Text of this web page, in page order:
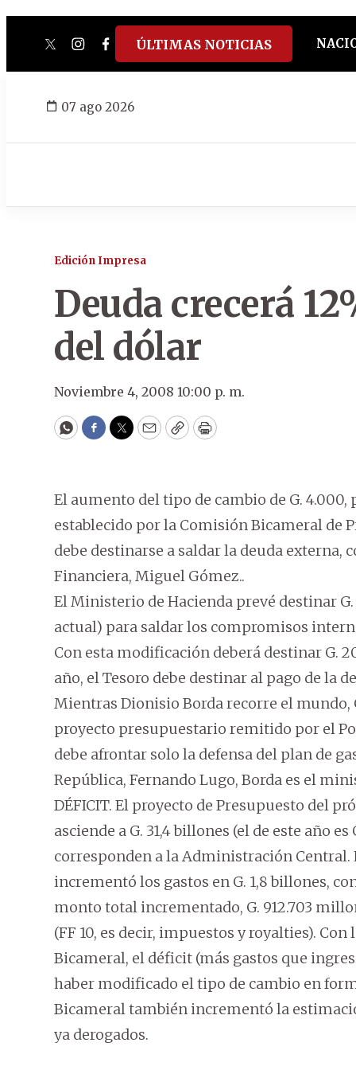
twitterinstagram
facebook
tiktokyoutube
spotify
ÚLTIMAS NOTICIAS
07 ago 2026
Edición Impresa
Deuda crecerá
del dólar
Noviembre 4, 2008 10:00 p. m.
WhatsApp
Facebook
Twitter
EmailCopyPrint
El aumento del tipo de cambio de G.
establecido por la Comisión Bicameral de
debe destinarse a saldar la deuda
Financiera, Miguel Gómez..
El Ministerio de Hacienda prevé destinar
actual) para saldar los compromisos
Con esta modificación deberá destinar G.
año, el Tesoro debe destinar al pago de la
Mientras Dionisio Borda recorre el
proyecto presupuestario remitido por el
debe afrontar solo la defensa del plan de
República, Fernando Lugo, Borda es el
DÉFICIT. El proyecto de Presupuesto del
asciende a G. 31,4 billones (el de este año
corresponden a la Administración
incrementó los gastos en G. 1,8 billones,
monto total incrementado, G. 912.703
(FF 10, es decir, impuestos y royalties).
Bicameral, el déficit (más gastos que
haber modificado el tipo de cambio en
Bicameral también incrementó la
ya derogados.